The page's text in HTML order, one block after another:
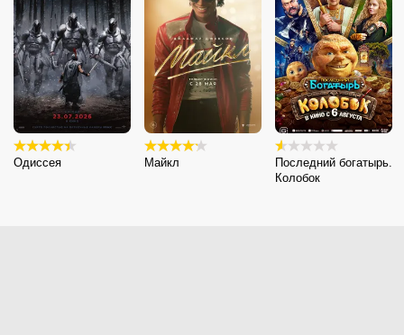
Одиссея Майкл
Последний богатырь.
Колобок